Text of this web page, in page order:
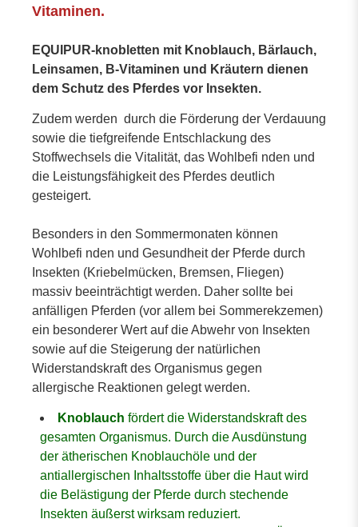
Vitaminen.
EQUIPUR-knobletten mit Knoblauch, Bärlauch,
Leinsamen, B-Vitaminen und Kräutern dienen
dem Schutz des Pferdes vor Insekten.
Zudem werden durch die Förderung der Verdauung
sowie die tiefgreifende Entschlackung des
Stoffwechsels die Vitalität, das Wohlbefi nden und
die Leistungsfähigkeit des Pferdes deutlich
gesteigert.
Besonders in den Sommermonaten können
Wohlbefi nden und Gesundheit der Pferde durch
Insekten (Kriebelmücken, Bremsen, Fliegen)
massiv beeinträchtigt werden. Daher sollte bei
anfälligen Pferden (vor allem bei Sommerekzemen)
ein besonderer Wert auf die Abwehr von Insekten
sowie auf die Steigerung der natürlichen
Widerstandskraft des Organismus gegen
allergische Reaktionen gelegt werden.
Knoblauch fördert die Widerstandskraft des
gesamten Organismus. Durch die Ausdünstung
der ätherischen Knoblauchöle und der
antiallergischen Inhaltsstoffe über die Haut wird
die Belästigung der Pferde durch stechende
Insekten äußerst wirksam reduziert.